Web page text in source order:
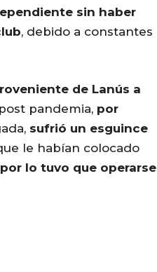
sin haber
, debido a constantes
de Lanús a
pandemia, por
sufrió un esguince
le habían colocado
por lo tuvo que operarse